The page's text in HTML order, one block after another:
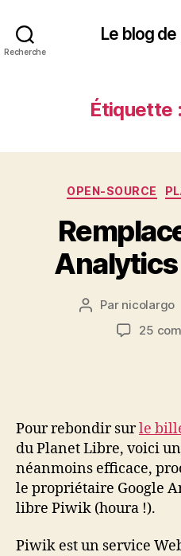
Recherche
Le blog
Étiquette :
OPEN-SOURCE
Auteur
l’article
Par nicolargo
25
Pour rebondir surle
du Planet Libre, voici
néanmoins efficace,
le propriétaire Google
libre Piwik (houra !).
Piwik est un service